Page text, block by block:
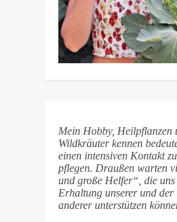
Mein Hobby, Heilpflanzen
Wildkräuter kennen
einen intensiven Kontakt
pflegen. Draußen warten
und große Helfer“, die
Erhaltung unserer und der
anderer unterstützen